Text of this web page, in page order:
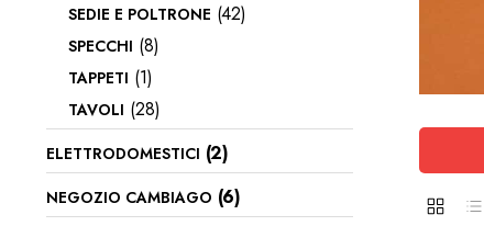
SEDIE E POLTRONE (42)
SPECCHI (8)
TAPPETI (1)
TAVOLI (28)
ELETTRODOMESTICI (2)
NEGOZIO CAMBIAGO (6)